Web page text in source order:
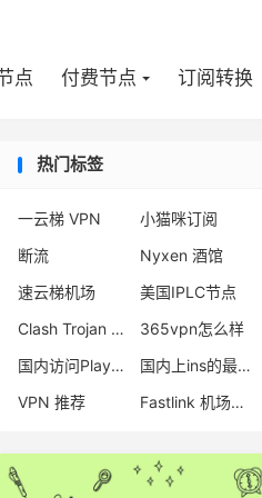
点 付费节点 订阅转换
热门标签
一云梯 VPN 小猫咪订阅
断流
Nyxen 酒馆
速云梯机场
美国IPLC节点
Clash Trojan 节点
365vpn怎么样
国内访问Play商店
国内上ins的最新方法
VPN 推荐
Fastlink 机场评测